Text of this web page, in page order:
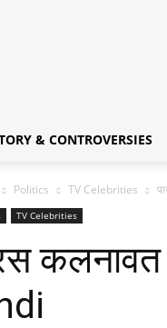
& CONTROVERSIES
Politics TV Celebrities
TV Celebrities